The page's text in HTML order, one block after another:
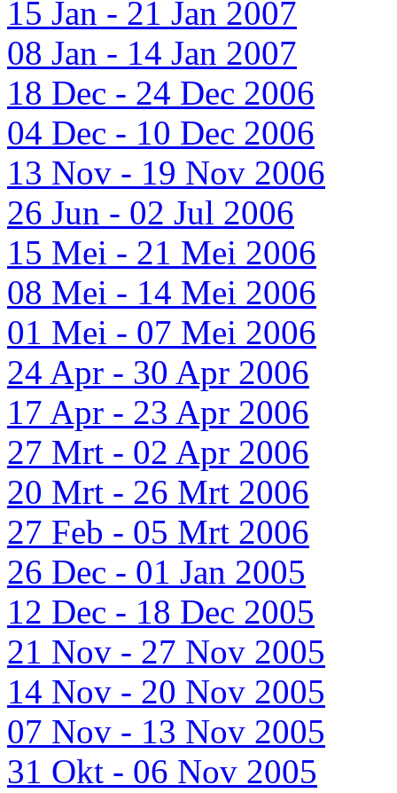
15 Jan - 21 Jan 2007
08 Jan - 14 Jan 2007
18 Dec - 24 Dec 2006
04 Dec - 10 Dec 2006
13 Nov - 19 Nov 2006
26 Jun - 02 Jul 2006
15 Mei - 21 Mei 2006
08 Mei - 14 Mei 2006
01 Mei - 07 Mei 2006
24 Apr - 30 Apr 2006
17 Apr - 23 Apr 2006
27 Mrt - 02 Apr 2006
20 Mrt - 26 Mrt 2006
27 Feb - 05 Mrt 2006
26 Dec - 01 Jan 2005
12 Dec - 18 Dec 2005
21 Nov - 27 Nov 2005
14 Nov - 20 Nov 2005
07 Nov - 13 Nov 2005
31 Okt - 06 Nov 2005